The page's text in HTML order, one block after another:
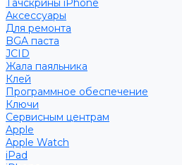
Тачскрины iPhone
Аксессуары
Для ремонта
BGA паста
JCID
Жала паяльника
Клей
Программное обеспечение
Ключи
Сервисным центрам
Apple
Apple Watch
iPad